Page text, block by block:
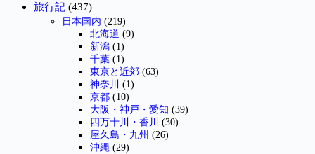
旅行記 (437)
日本国内 (219)
北海道 (9)
新潟 (1)
千葉 (1)
東京と近郊 (63)
神奈川 (1)
京都 (10)
大阪・神戸・愛知 (39)
四万十川・香川 (30)
屋久島・九州 (26)
沖縄 (29)